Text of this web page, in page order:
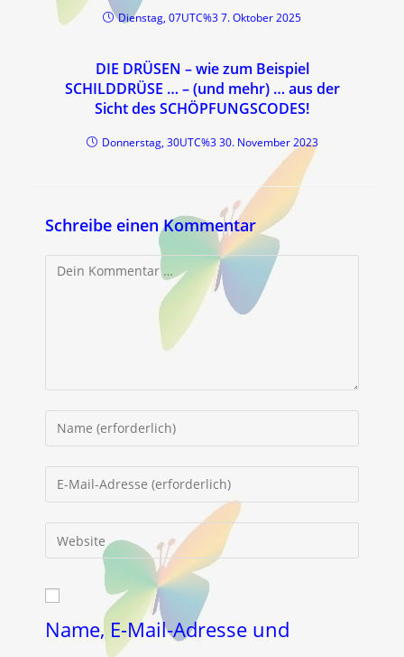
Dienstag, 07UTC%3 7. Oktober 2025
DIE DRÜSEN – wie zum Beispiel
SCHILDDRÜSE … – (und mehr) … aus der
Sicht des SCHÖPFUNGSCODES!
Donnerstag, 30UTC%3 30. November 2023
Schreibe einen Kommentar
Kommentar
Namen
oder
Kommentieren
deine
E-
Mail-
zum
Kommentieren
ein
deine
URL
ein
(optional)
Name, E-Mail-Adresse und